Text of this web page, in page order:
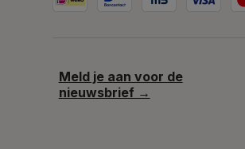
Meld je aan voor de
nieuwsbrief →